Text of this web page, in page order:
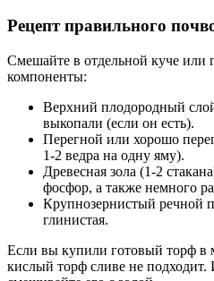
Рецепт правильного
Смешайте в отдельной куче или
компоненты:
Верхний плодородный
выкопали (если он есть).
Перегной или хорошо
1-2 ведра на одну яму).
Древесная зола (1-2
фосфор, а также немного
Крупнозернистый речной
глинистая.
Если вы купили готовый торф в
кислый торф сливе не